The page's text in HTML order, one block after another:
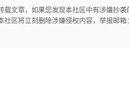
载文章，如果您发现本社区中有涉嫌抄
区将立刻删除涉嫌侵权内容，举报邮箱：